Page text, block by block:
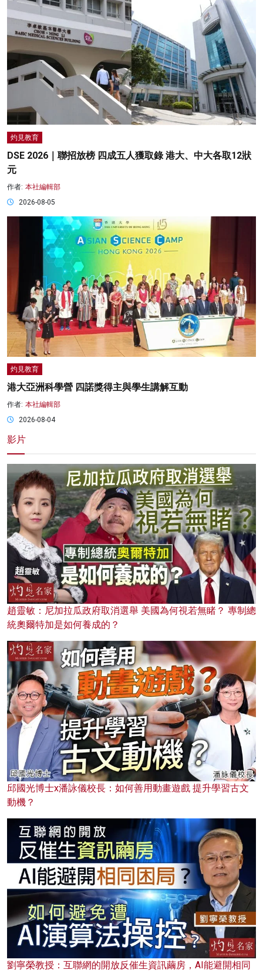
灼見教育
DSE 2026｜聯招放榜 四成五人獲取錄 港大、中大各取12狀
元
作者: 本社編輯部
2026-08-05
灼見教育
港大亞洲科學營 四諾獎得主與學生講解互動
作者: 本社編輯部
2026-08-04
影片
趙靈敏：尼加拉瓜政府取消選舉 美國為何視若無睹？ 專制總
統奧爾特加是如何養成的？
邱國光博士x潘詠儀校長：如何善用動畫遊戲 提升學習古文
動機？
劉寧榮教授：互聯網的開放反催生資訊繭房，AI能避開相同